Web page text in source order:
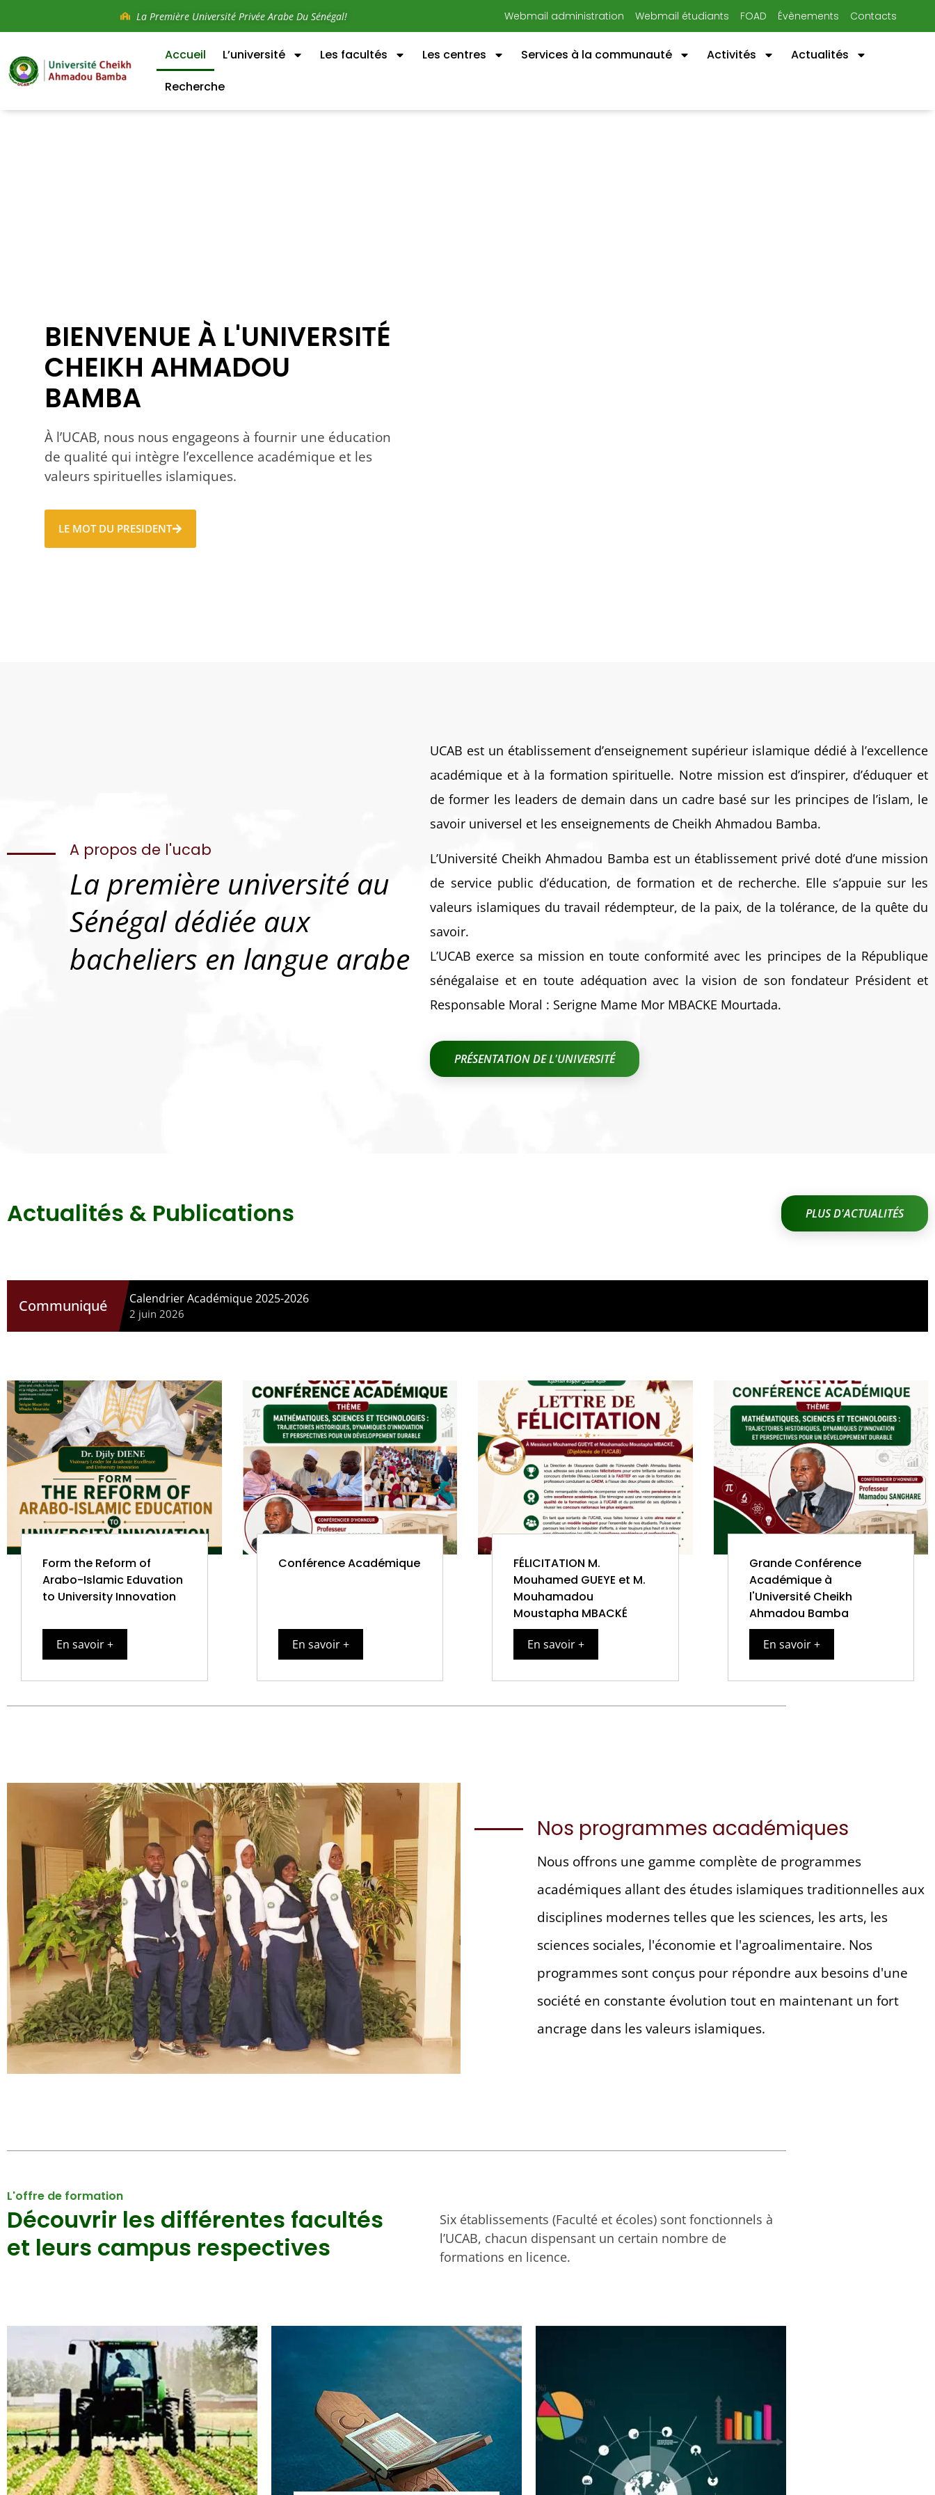
La Première Université Privée Arabe Du Sénégal! Webmail administration Webmail étudiants FOAD Évènements Contacts
Accueil L’université Les facultés Les centres Services à la communauté Activités
Actualités
Recherche
BIENVENUE À L'UNIVERSITÉ
CHEIKH AHMADOU
BAMBA
À l’UCAB, nous nous engageons à fournir une éducation
de qualité qui intègre l’excellence académique et les
valeurs spirituelles islamiques.
LE MOT DU PRESIDENT
A propos de l'ucab
La première université au
Sénégal dédiée aux
bacheliers en langue arabe
UCAB est un établissement d’enseignement supérieur islamique dédié à l’excellence
académique et à la formation spirituelle. Notre mission est d’inspirer, d’éduquer et
de former les leaders de demain dans un cadre basé sur les principes de l’islam, le
savoir universel et les enseignements de Cheikh Ahmadou Bamba.
L’Université Cheikh Ahmadou Bamba est un établissement privé doté d’une mission
de service public d’éducation, de formation et de recherche. Elle s’appuie sur les
valeurs islamiques du travail rédempteur, de la paix, de la tolérance, de la quête du
savoir.
L’UCAB exerce sa mission en toute conformité avec les principes de la République
sénégalaise et en toute adéquation avec la vision de son fondateur Président et
Responsable Moral : Serigne Mame Mor MBACKE Mourtada.
PRÉSENTATION DE L'UNIVERSITÉ
Actualités & Publications PLUS D'ACTUALITÉS
Communiqué Calendrier Académique 2025-2026
2 juin 2026
Form the Reform of
Arabo-Islamic Eduvation
to University Innovation
En savoir +
Conférence Académique
En savoir +
FÉLICITATION M.
Mouhamed GUEYE et M.
Mouhamadou
Moustapha MBACKÉ
En savoir +
Grande Conférence
Académique à
l'Université Cheikh
Ahmadou Bamba
En savoir +
Nos programmes académiques
Nous offrons une gamme complète de programmes
académiques allant des études islamiques traditionnelles aux
disciplines modernes telles que les sciences, les arts, les
sciences sociales, l'économie et l'agroalimentaire. Nos
programmes sont conçus pour répondre aux besoins d'une
société en constante évolution tout en maintenant un fort
ancrage dans les valeurs islamiques.
L'offre de formation
Découvrir les différentes facultés
et leurs campus respectives
Six établissements (Faculté et écoles) sont fonctionnels à
l’UCAB, chacun dispensant un certain nombre de
formations en licence.